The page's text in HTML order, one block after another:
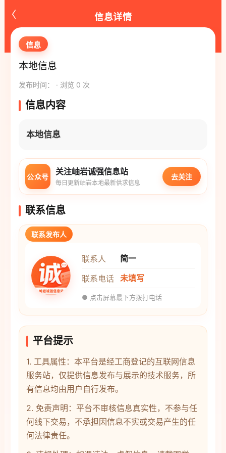
‹ 信息详情
信息
本地信息
发布时间： · 浏览 0 次
信息内容
本地信息
公众号
关注岫岩诚强信息站
每日更新岫岩本地最新供求信息
去关注
联系信息
联系发布人
联系人
简一
联系电话 未填写
● 点击屏幕最下方拨打电话
平台提示
1. 工具属性：本平台是经工商登记的互联网信息
服务站，仅提供信息发布与展示的技术服务，所
有信息均由用户自行发布。
2. 免责声明：平台不审核信息真实性，不参与任
何线下交易，不承担因信息不实或交易产生的任
何法律责任。